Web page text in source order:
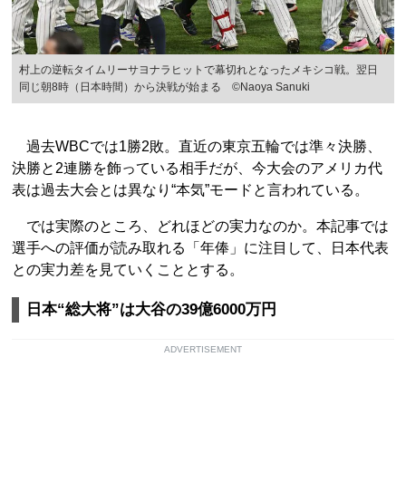
村上の逆転タイムリーサヨナラヒットで幕切れとなったメキシコ戦。翌日
同じ朝8時（日本時間）から決戦が始まる ©Naoya Sanuki
過去WBCでは1勝2敗。直近の東京五輪では準々決勝、
決勝と2連勝を飾っている相手だが、今大会のアメリカ代
表は過去大会とは異なり“本気”モードと言われている。
では実際のところ、どれほどの実力なのか。本記事では
選手への評価が読み取れる「年俸」に注目して、日本代表
との実力差を見ていくこととする。
日本“総大将”は大谷の39億6000万円
ADVERTISEMENT